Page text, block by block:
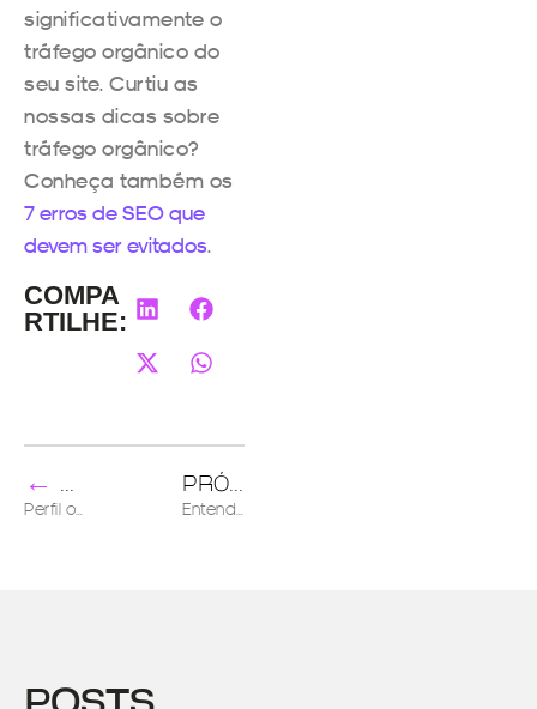
significativamente o
tráfego orgânico do
seu site. Curtiu as
nossas dicas sobre
tráfego orgânico?
Conheça também os
7 erros de SEO que
devem ser evitados.
COMPA
RTILHE:
←
ANTERIOR
PRÓXIMO